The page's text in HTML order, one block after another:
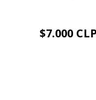
VER
$7.000 CLP